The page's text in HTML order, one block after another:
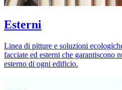
Esterni
Linea di pitture e soluzioni
facciate ed esterni che garantiscono
esterno di ogni edificio.